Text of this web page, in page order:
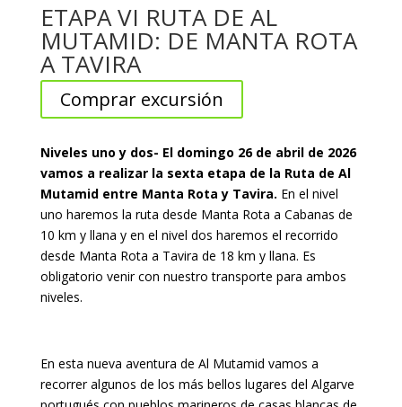
ETAPA VI RUTA DE AL
MUTAMID: DE MANTA ROTA
A TAVIRA
Comprar excursión
Niveles uno y dos- El domingo 26 de abril de 2026
vamos a realizar la sexta etapa de la Ruta de Al
Mutamid entre Manta Rota y Tavira. En el nivel
uno haremos la ruta desde Manta Rota a Cabanas de
10 km y llana y en el nivel dos haremos el recorrido
desde Manta Rota a Tavira de 18 km y llana. Es
obligatorio venir con nuestro transporte para ambos
niveles.
En esta nueva aventura de Al Mutamid vamos a
recorrer algunos de los más bellos lugares del Algarve